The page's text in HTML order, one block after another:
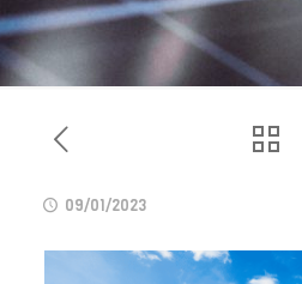
09/01/2023